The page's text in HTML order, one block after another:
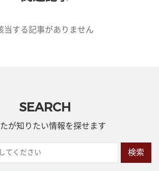
当する記事がありません
SEARCH
が知りたい情報を探せます
検索